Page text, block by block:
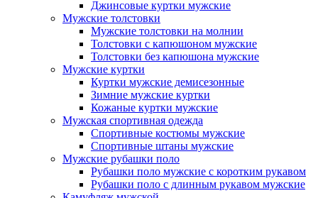
Джинсовые куртки мужские
Мужские толстовки
Мужские толстовки на молнии
Толстовки с капюшоном мужские
Толстовки без капюшона мужские
Мужские куртки
Куртки мужские демисезонные
Зимние мужские куртки
Кожаные куртки мужские
Мужская спортивная одежда
Спортивные костюмы мужские
Спортивные штаны мужские
Мужские рубашки поло
Рубашки поло мужские с коротким рукавом
Рубашки поло с длинным рукавом мужские